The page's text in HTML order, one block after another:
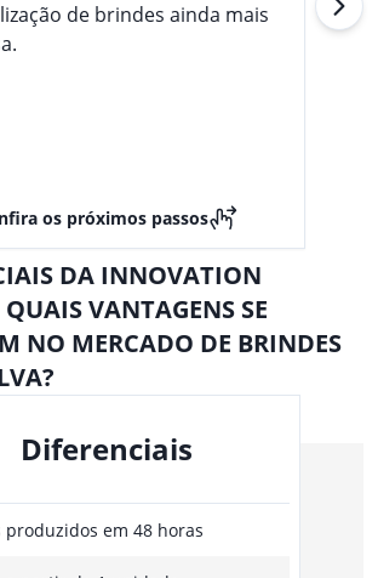
de brindes ainda mais
os próximos passos
DA INNOVATION
VANTAGENS SE
NO MERCADO DE BRINDES
Diferenciais
produzidos em 48 horas